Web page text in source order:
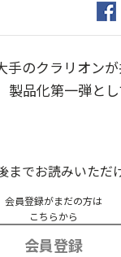
のクラリオン
品化第一弾と
でお読みいただ
会員登録がまだの方は
こちらから
会員登録